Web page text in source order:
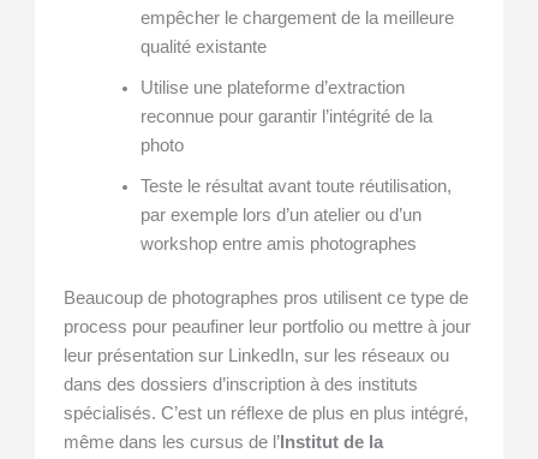
empêcher le chargement de la meilleure
qualité existante
Utilise une plateforme d’extraction
reconnue pour garantir l’intégrité de la
photo
Teste le résultat avant toute réutilisation,
par exemple lors d’un atelier ou d’un
workshop entre amis photographes
Beaucoup de photographes pros utilisent ce type de
process pour peaufiner leur portfolio ou mettre à jour
leur présentation sur LinkedIn, sur les réseaux ou
dans des dossiers d’inscription à des instituts
spécialisés. C’est un réflexe de plus en plus intégré,
même dans les cursus de l’ Institut de la